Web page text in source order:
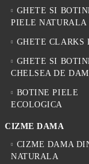
GHETE SI
PIELE NATURALA
GHETE CLARKS
GHETE SI
CHELSEA DE
BOTINE PIELE
ECOLOGICA
CIZME DAMA
CIZME DAMA
NATURALA